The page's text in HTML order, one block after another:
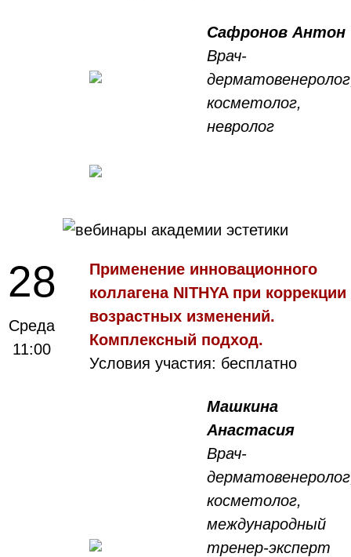
Сафронов Антон
Врач-
косметолог,
невролог
28
Среда
11:00
Применение инновационного
коллагена NITHYA при коррекции
возрастных изменений.
Комплексный подход.
Условия участия: бесплатно
Машкина
Анастасия
Врач-
косметолог,
международный
тренер-эксперт